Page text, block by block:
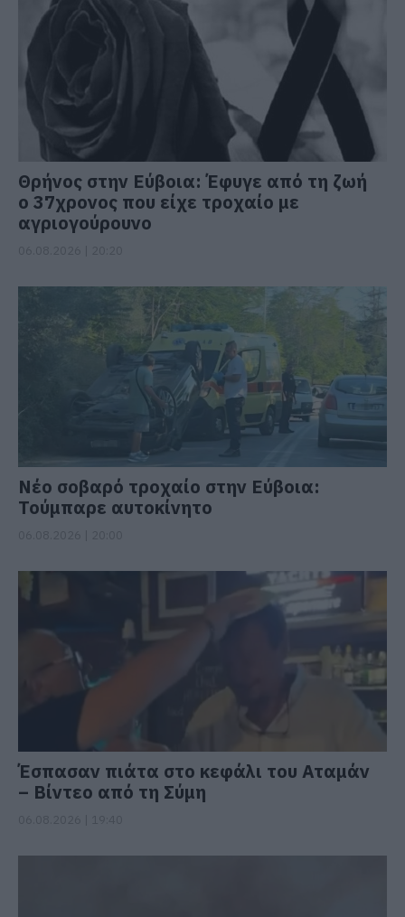
Θρήνος στην Εύβοια: Έφυγε από τη ζωή
ο 37χρονος που είχε τροχαίο με
αγριογούρουνο
Νέο σοβαρό τροχαίο στην Εύβοια:
Τούμπαρε αυτοκίνητο
Έσπασαν πιάτα στο κεφάλι του Αταμάν
– Βίντεο από τη Σύμη